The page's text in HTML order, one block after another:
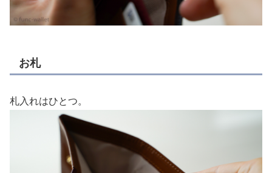
お札
札入れはひとつ。